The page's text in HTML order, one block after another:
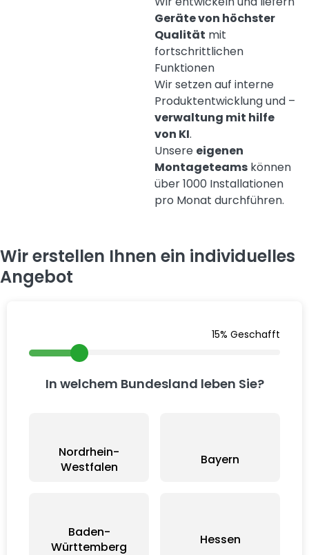
Geräte von höchster
Qualität mit
fortschrittlichen
Funktionen
Wir setzen auf interne
Produktentwicklung und –
verwaltung mit hilfe
von KI.
Unsere eigenen
Montageteams können
über 1000 Installationen
pro Monat durchführen.
Wir erstellen Ihnen ein individuelles
Angebot
15% Geschafft
In welchem Bundesland leben Sie?
Nordrhein-
Westfalen
Bayern
Baden-
Württemberg
Hessen